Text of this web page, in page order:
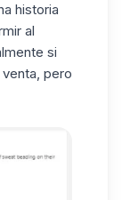
historia
al
si
pero